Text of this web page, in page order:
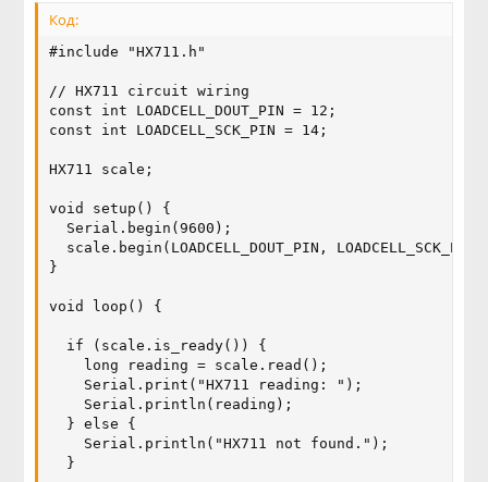
Код:
#include "HX711.h"
// HX711 circuit wiring
const int LOADCELL_DOUT_PIN = 12;
const int LOADCELL_SCK_PIN = 14;
HX711 scale;
void setup() {
  Serial.begin(9600);
scale.begin(LOADCELL_DOUT_PIN,
}
void loop() {
  if (scale.is_ready()) {
    long reading = scale.read();
    Serial.print("HX711 reading: ");
    Serial.println(reading);
  } else {
    Serial.println("HX711 not found.");
  }